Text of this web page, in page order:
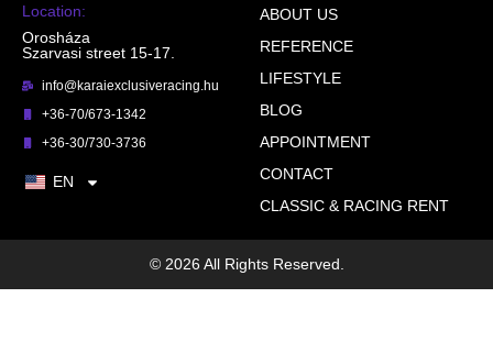
ABOUT US
REFERENCE
LIFESTYLE
BLOG
APPOINTMENT
CONTACT
CLASSIC & RACING RENT
Location:
Orosháza
Szarvasi street 15-17.
info@karaiexclusiveracing.hu
+36-70/673-1342
+36-30/730-3736
EN
© 2026 All Rights Reserved.